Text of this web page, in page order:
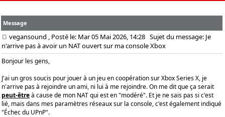
Message
vegansound , Posté le: Mar 05 Mai 2026, 14:28 Sujet du message: Je
n'arrive pas à avoir un NAT ouvert sur ma console Xbox
Bonjour les gens,
J'ai un gros soucis pour jouer à un jeu en coopération sur Xbox Series X, je
n'arrive pas à rejoindre un ami, ni lui à me rejoindre. On me dit que ça serait
peut-êtreà cause de mon NAT qui est en "modéré". Et je ne sais pas si c'est
lié, mais dans mes paramètres réseaux sur la console, c'est également indiqué
"Échec du UPnP".